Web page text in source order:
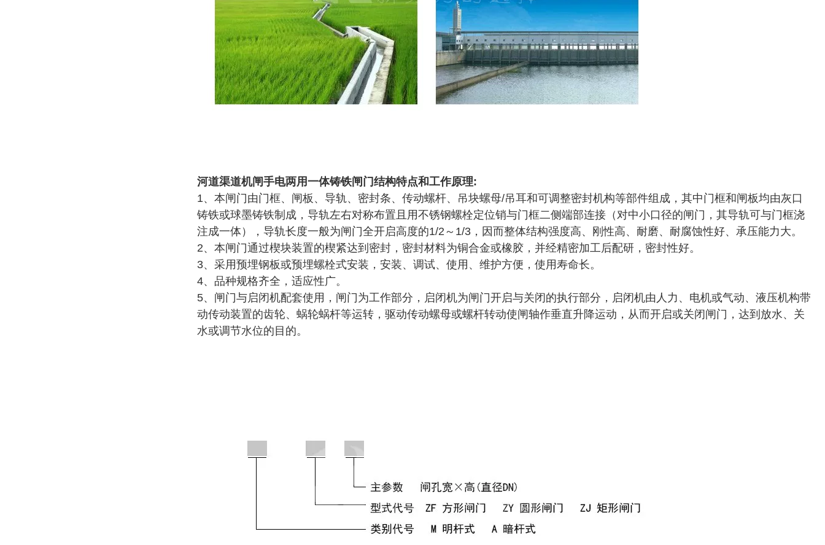
河道渠道机闸手电两用一体铸铁闸门结构特点和工作原理:
1、本闸门由门框、闸板、导轨、密封条、传动螺杆、吊块螺母/吊耳和可调整密封机构等部件组成，其中门框和闸板均由灰口
铸铁或球墨铸铁制成，导轨左右对称布置且用不锈钢螺栓定位销与门框二侧端部连接（对中小口径的闸门，其导轨可与门框浇
注成一体），导轨长度一般为闸门全开启高度的1/2～1/3，因而整体结构强度高、刚性高、耐磨、耐腐蚀性好、承压能力大。
2、本闸门通过楔块装置的楔紧达到密封，密封材料为铜合金或橡胶，并经精密加工后配研，密封性好。
3、采用预埋钢板或预埋螺栓式安装，安装、调试、使用、维护方便，使用寿命长。
4、品种规格齐全，适应性广。
5、闸门与启闭机配套使用，闸门为工作部分，启闭机为闸门开启与关闭的执行部分，启闭机由人力、电机或气动、液压机构带
动传动装置的齿轮、蜗轮蜗杆等运转，驱动传动螺母或螺杆转动使闸轴作垂直升降运动，从而开启或关闭闸门，达到放水、关
水或调节水位的目的。